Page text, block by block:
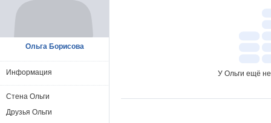
У Ольги ещё
Ольга Борисова
Информация
Стена Ольги
Друзья Ольги